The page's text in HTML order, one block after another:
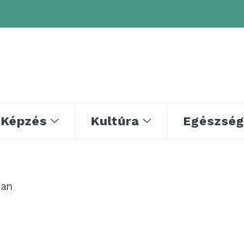
Képzés Kultúra Egészség